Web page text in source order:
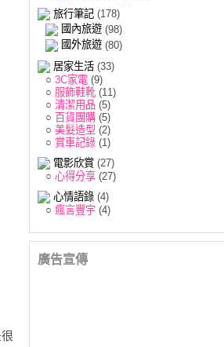
旅行筆記 (178)
國內旅遊 (98)
國外旅遊 (80)
居家生活 (33)
○ 3C家電 (9)
○ 服飾鞋靴 (11)
○ 清潔用品 (5)
○ 百貨團購 (5)
○ 美髮造型 (2)
○ 賞車記錄 (1)
電影欣賞 (27)
○ 心得分享 (27)
心情語錄 (4)
○ 瘋言豐宇 (4)
廣告宣傳